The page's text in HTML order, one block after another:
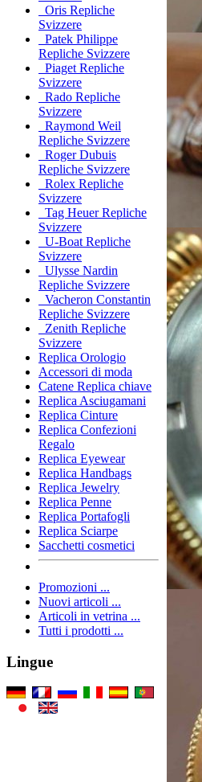
Oris Repliche
Svizzere
Patek Philippe
Repliche Svizzere
Piaget Repliche
Svizzere
Rado Repliche
Svizzere
Raymond Weil
Repliche Svizzere
Roger Dubuis
Repliche Svizzere
Rolex Repliche
Svizzere
Tag Heuer Repliche
Svizzere
U-Boat Repliche
Svizzere
Ulysse Nardin
Repliche Svizzere
Vacheron Constantin
Repliche Svizzere
Zenith Repliche
Svizzere
Replica Orologio
Accessori di moda
Catene Replica chiave
Replica Asciugamani
Replica Cinture
Replica Confezioni
Regalo
Replica Eyewear
Replica Handbags
Replica Jewelry
Replica Penne
Replica Portafogli
Replica Sciarpe
Sacchetti cosmetici
Promozioni ...
Nuovi articoli ...
Articoli in vetrina ...
Tutti i prodotti ...
Lingue